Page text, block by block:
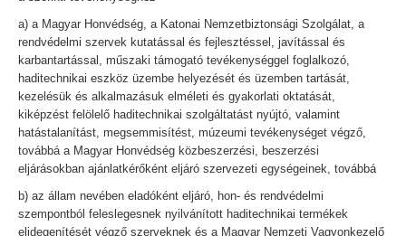
a) a Magyar Honvédség, a Katonai Nemzetbiztonsági Szolgálat, a
rendvédelmi szervek kutatással és fejlesztéssel, javítással és
karbantartással, műszaki támogató tevékenységgel foglalkozó,
haditechnikai eszköz üzembe helyezését és üzemben tartását,
kezelésük és alkalmazásuk elméleti és gyakorlati oktatását,
kiképzést felölelő haditechnikai szolgáltatást nyújtó, valamint
hatástalanítást, megsemmisítést, múzeumi tevékenységet végző,
továbbá a Magyar Honvédség közbeszerzési, beszerzési
eljárásokban ajánlatkérőként eljáró szervezeti egységeinek, továbbá
b) az állam nevében eladóként eljáró, hon- és rendvédelmi
szempontból feleslegesnek nyilvánított haditechnikai termékek
elidegenítését végző szerveknek és a Magyar Nemzeti Vagyonkezelő